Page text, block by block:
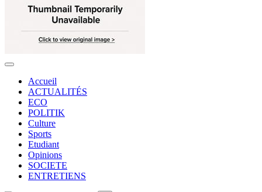
Accueil
ACTUALITÉS
ECO
POLITIK
Culture
Sports
Etudiant
Opinions
SOCIETE
ENTRETIENS